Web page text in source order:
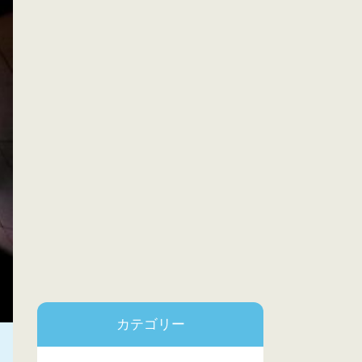
カテゴリー